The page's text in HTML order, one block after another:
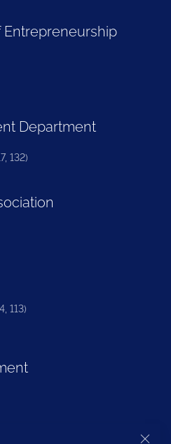
Entrepreneurship
Department
132)
113)